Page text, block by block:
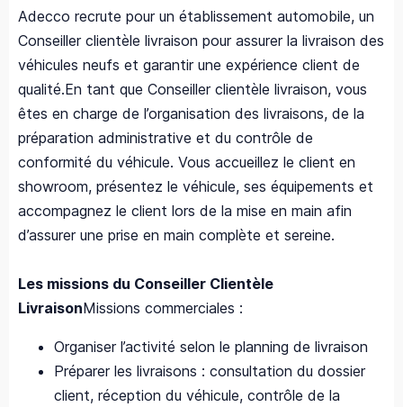
Adecco recrute pour un établissement automobile, un
Conseiller clientèle livraison pour assurer la livraison des
véhicules neufs et garantir une expérience client de
qualité.En tant que Conseiller clientèle livraison, vous
êtes en charge de l’organisation des livraisons, de la
préparation administrative et du contrôle de
conformité du véhicule. Vous accueillez le client en
showroom, présentez le véhicule, ses équipements et
accompagnez le client lors de la mise en main afin
d’assurer une prise en main complète et sereine.
Les missions du Conseiller Clientèle
LivraisonMissions commerciales :
Organiser l’activité selon le planning de livraison
Préparer les livraisons : consultation du dossier
client, réception du véhicule, contrôle de la